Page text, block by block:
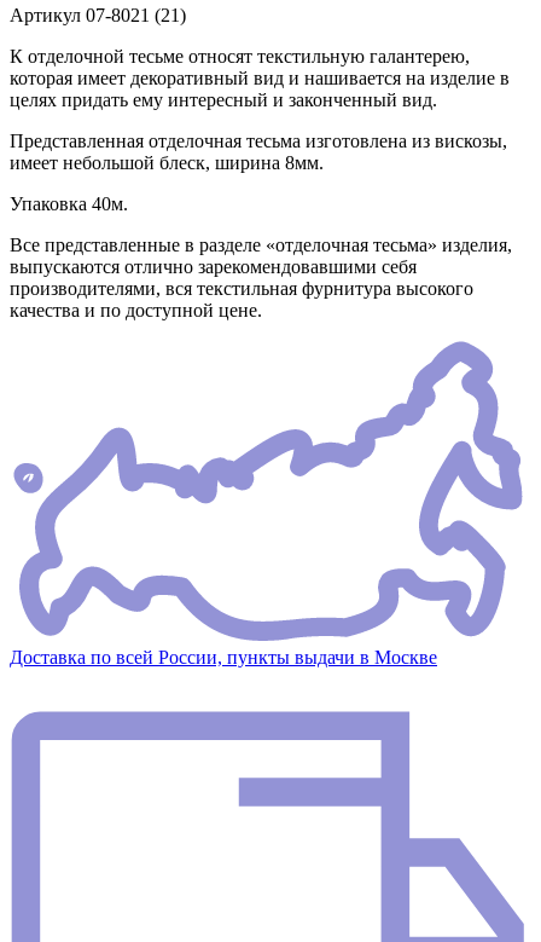
Артикул 07-8021 (21)
К отделочной тесьме относят текстильную галантерею,
которая имеет декоративный вид и нашивается на изделие в
целях придать ему интересный и законченный вид.
Представленная отделочная тесьма изготовлена из вискозы,
имеет небольшой блеск, ширина 8мм.
Упаковка 40м.
Все представленные в разделе «отделочная тесьма» изделия,
выпускаются отлично зарекомендовавшими себя
производителями, вся текстильная фурнитура высокого
качества и по доступной цене.
Доставка по всей России, пункты выдачи в Москве